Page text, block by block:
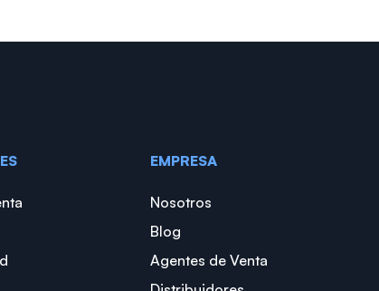
EMPRESA
Nosotros
Blog
Agentes de Venta